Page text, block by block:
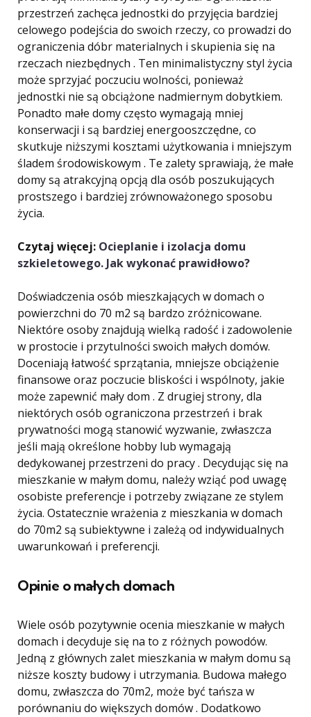
przestrzeń zachęca jednostki do przyjęcia bardziej
celowego podejścia do swoich rzeczy, co prowadzi do
ograniczenia dóbr materialnych i skupienia się na
rzeczach niezbędnych . Ten minimalistyczny styl życia
może sprzyjać poczuciu wolności, ponieważ
jednostki nie są obciążone nadmiernym dobytkiem.
Ponadto małe domy często wymagają mniej
konserwacji i są bardziej energooszczędne, co
skutkuje niższymi kosztami użytkowania i mniejszym
śladem środowiskowym . Te zalety sprawiają, że małe
domy są atrakcyjną opcją dla osób poszukujących
prostszego i bardziej zrównoważonego sposobu
życia.
Czytaj więcej: Ocieplanie i izolacja domu
szkieletowego. Jak wykonać prawidłowo?
Doświadczenia osób mieszkających w domach o
powierzchni do 70 m2 są bardzo zróżnicowane.
Niektóre osoby znajdują wielką radość i zadowolenie
w prostocie i przytulności swoich małych domów.
Doceniają łatwość sprzątania, mniejsze obciążenie
finansowe oraz poczucie bliskości i wspólnoty, jakie
może zapewnić mały dom . Z drugiej strony, dla
niektórych osób ograniczona przestrzeń i brak
prywatności mogą stanowić wyzwanie, zwłaszcza
jeśli mają określone hobby lub wymagają
dedykowanej przestrzeni do pracy . Decydując się na
mieszkanie w małym domu, należy wziąć pod uwagę
osobiste preferencje i potrzeby związane ze stylem
życia. Ostatecznie wrażenia z mieszkania w domach
do 70m2 są subiektywne i zależą od indywidualnych
uwarunkowań i preferencji.
Opinie o małych domach
Wiele osób pozytywnie ocenia mieszkanie w małych
domach i decyduje się na to z różnych powodów.
Jedną z głównych zalet mieszkania w małym domu są
niższe koszty budowy i utrzymania. Budowa małego
domu, zwłaszcza do 70m2, może być tańsza w
porównaniu do większych domów . Dodatkowo